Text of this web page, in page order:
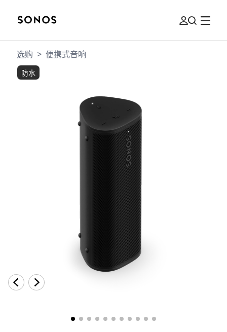
选购 > 便携式音响
防水